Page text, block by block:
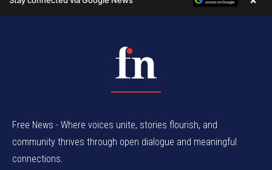
Free News - Where voices unite, stories flourish, and
community thrives through open dialogue and meaningful
connections.